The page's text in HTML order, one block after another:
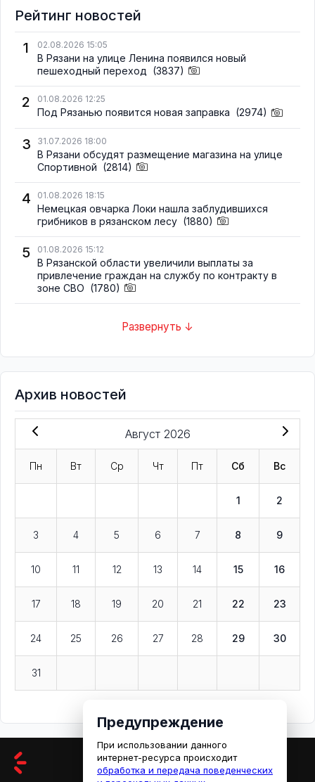
Рейтинг новостей
1
02.08.2026 15:05
В Рязани на улице Ленина появился новый
пешеходный переход (3837)
2 01.08.2026 12:25
Под Рязанью появится новая заправка (2974)
3 31.07.2026 18:00
В Рязани обсудят размещение магазина на улице
Спортивной (2814)
4 01.08.2026 18:15
Немецкая овчарка Локи нашла заблудившихся
грибников в рязанском лесу (1880)
5 01.08.2026 15:12
В Рязанской области увеличили выплаты за
привлечение граждан на службу по контракту в
зоне СВО (1780)
Развернуть ↓
Архив новостей
Август 2026
Пн Вт Ср Чт Пт Сб Вс
1 2
3 4 5 6 7 8 9
10 11 12 13 14 15 16
17 18 19 20 21 22 23
24 25 26 27 28 29 30
31
Предупреждение
При использовании данного
интернет-ресурса происходит
обработка и передача поведенческих